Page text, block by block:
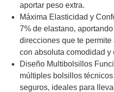
aportar peso extra.
Máxima Elasticidad y
7% de elastano,
direcciones que te
con absoluta comodidad y
Diseño Multibolsillos
múltiples bolsillos
seguros, ideales para